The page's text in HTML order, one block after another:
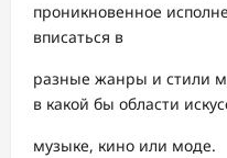
проникновенное
вписаться в
разные жанры и стили
в какой бы области
музыке, кино или моде.